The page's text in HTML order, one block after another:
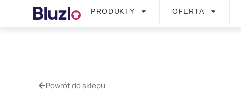
PRODUKTY OFERTA
Powrót do sklepu